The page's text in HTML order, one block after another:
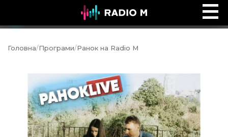
Ефір Radio M
Головна/Програми/Ранок на Radio M